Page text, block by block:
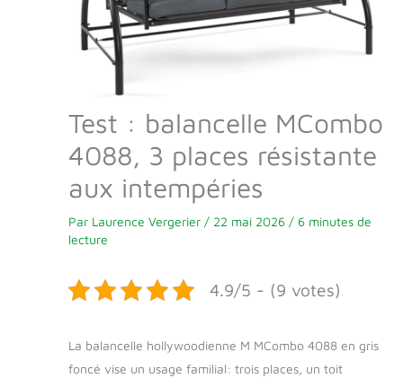
Test : balancelle MCombo
4088, 3 places résistante
aux intempéries
Par Laurence Vergerier / 22 mai 2026 / 6 minutes de
lecture
4.9/5 - (9 votes)
La balancelle hollywoodienne M MCombo 4088 en gris
foncé vise un usage familial: trois places, un toit